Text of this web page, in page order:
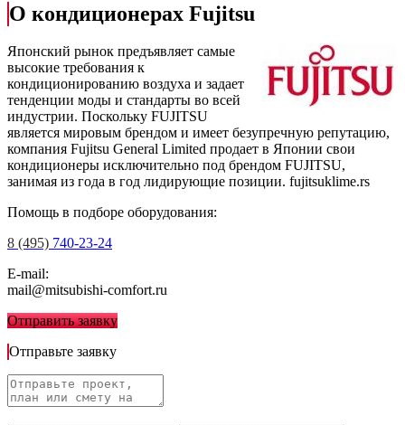
О кондиционерах Fujitsu
Японский рынок предъявляет самые
высокие требования к
кондиционированию воздуха и задает
тенденции моды и стандарты во всей
индустрии. Поскольку FUJITSU
является мировым брендом и имеет безупречную репутацию,
компания Fujitsu General Limited продает в Японии свои
кондиционеры исключительно под брендом FUJITSU,
занимая из года в год лидирующие позиции. fujitsuklime.rs
Помощь в подборе оборудования:
8 (495) 740-23-24
E-mail:
mail@mitsubishi-comfort.ru
Отправить заявку
Отправьте заявку